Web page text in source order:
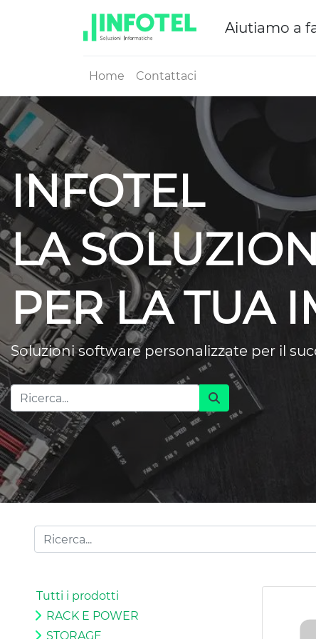
Aiutiamo a
Home Contattaci
INFOTEL
LA
PER LA TUA
Soluzioni software personalizzate per il
Tutti i prodotti
RACK E POWER
STORAGE